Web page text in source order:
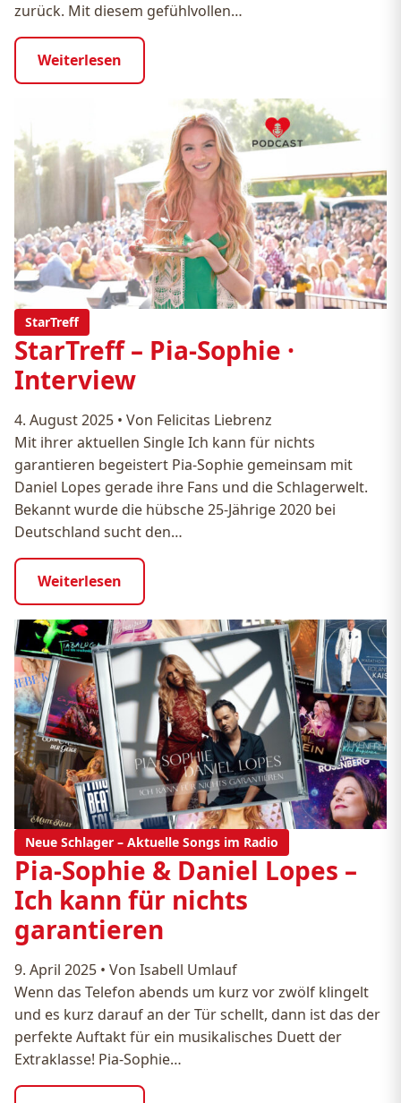
zurück. Mit diesem gefühlvollen…
Weiterlesen
StarTreff
StarTreff – Pia-Sophie ·
Interview
4. August 2025 • Von Felicitas Liebrenz
Mit ihrer aktuellen Single Ich kann für nichts
garantieren begeistert Pia‑Sophie gemeinsam mit
Daniel Lopes gerade ihre Fans und die Schlagerwelt.
Bekannt wurde die hübsche 25‑Jährige 2020 bei
Deutschland sucht den…
Weiterlesen
Neue Schlager – Aktuelle Songs im Radio
Pia-Sophie & Daniel Lopes –
Ich kann für nichts
garantieren
9. April 2025 • Von Isabell Umlauf
Wenn das Telefon abends um kurz vor zwölf klingelt
und es kurz darauf an der Tür schellt, dann ist das der
perfekte Auftakt für ein musikalisches Duett der
Extraklasse! Pia-Sophie…